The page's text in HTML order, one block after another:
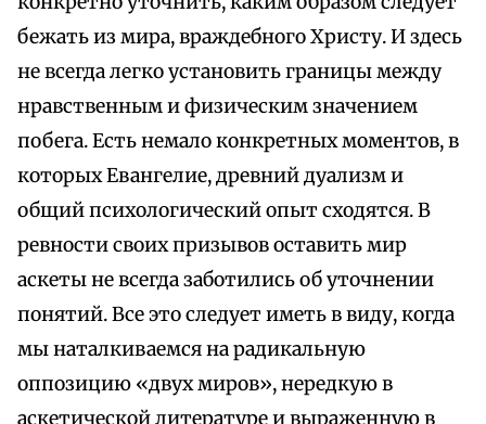
бежать из мира, враждебного Христу. И здесь
не всегда легко установить границы между
нравственным и физическим значением
побега. Есть немало конкретных моментов, в
которых Евангелие, древний дуализм и
общий психологический опыт сходятся. В
ревности своих призывов оставить мир
аскеты не всегда заботились об уточнении
понятий. Все это следует иметь в виду, когда
мы наталкиваемся на радикальную
оппозицию «двух миров», нередкую в
аскетической литературе и выраженную в